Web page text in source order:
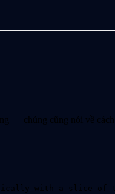
— chúng cũng nói về
with a slice of